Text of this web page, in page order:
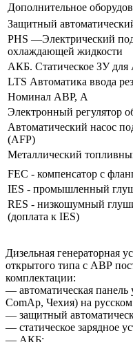
Дополнительное
Защитный
PHS —Электрический
охлаждающей жидкости
АКБ. Статическое ЗУ
LTS Автоматика ввода
Номинал АВР, А
Электронный регулятор
Автоматический насос
(AFP)
Металлический
FEC - компенсатор с
IES - промышленный
RES - низкошумный
(доплата к IES)
Дизельная генераторная
открытого типа с АВР
комплектации:
— автоматическая панель
ComAp, Чехия) на
— защитный
— статическое зарядное
— АКБ;